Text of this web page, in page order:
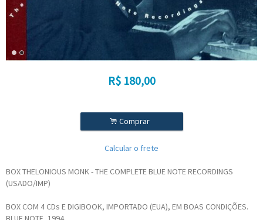
R$ 180,00
. Comprar
Calcular o frete
BOX THELONIOUS MONK - THE COMPLETE BLUE NOTE RECORDINGS
(USADO/IMP)
BOX COM 4 CDs E DIGIBOOK, IMPORTADO (EUA), EM BOAS CONDIÇÕES.